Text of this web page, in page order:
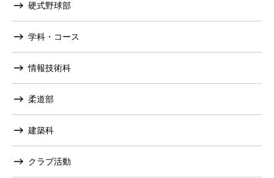
硬式野球部
学科・コース
情報技術科
柔道部
建築科
クラブ活動